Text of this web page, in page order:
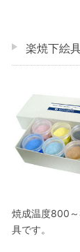
楽焼下絵
焼成温度800
具です。